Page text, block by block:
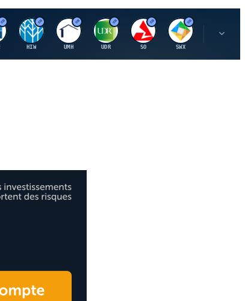
H
HIW
U
UMH
U
UDR
S
SO
S
SWX
S